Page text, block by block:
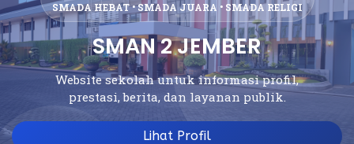
SMADA HEBAT • SMADA JUARA • SMADA RELIGI
SMAN 2 JEMBER
Website sekolah untuk informasi profil,
prestasi, berita, dan layanan publik.
Lihat Profil